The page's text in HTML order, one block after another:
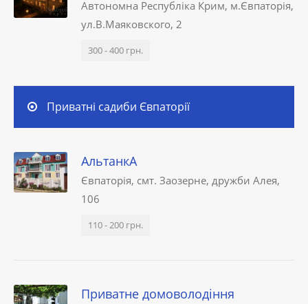
Автономна Республіка Крим, м.Євпаторія,
ул.В.Маяковского, 2
300 - 400 грн.
Приватні садиби Євпаторії
АльтанкА
Євпаторія, смт. Заозерне, дружби Алея,
106
110 - 200 грн.
Приватне домоволодiння